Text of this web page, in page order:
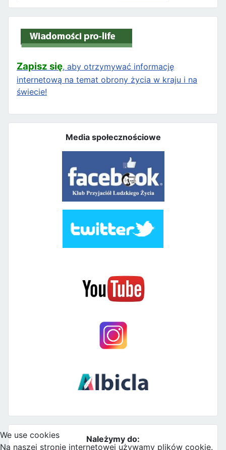
Zapisz się, aby otrzymywać informację
internetową na temat obrony życia w kraju i na
świecie!
Media społecznościowe
Należymy do:
We use cookies
Na naszej stronie internetowej używamy plików cookie.